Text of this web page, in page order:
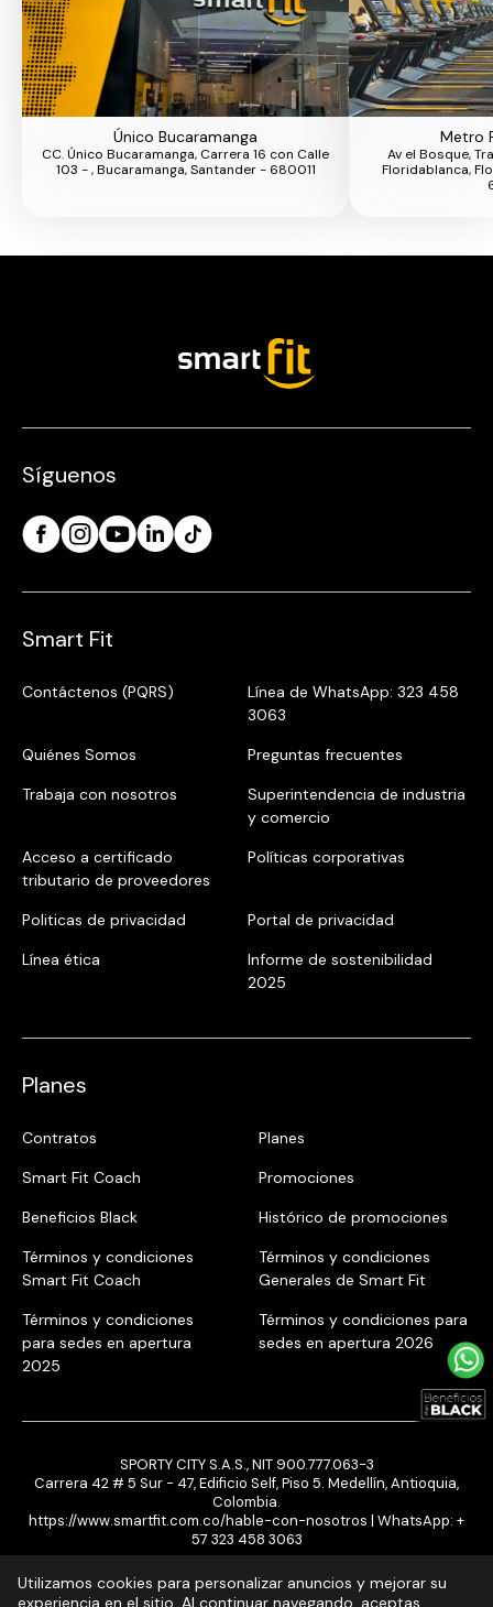
Único Bucaramanga
CC. Único Bucaramanga, Carrera 16 con Calle
103 - , Bucaramanga, Santander - 680011
Metro
Av el Bosque,
Floridablanca,
Síguenos
Smart Fit
Contáctenos (PQRS)
Línea de WhatsApp: 323 458
3063
Quiénes Somos
Preguntas frecuentes
Trabaja con nosotros
Superintendencia de industria
y comercio
Acceso a certificado
tributario de proveedores
Políticas corporativas
Politicas de privacidad
Portal de privacidad
Línea ética
Informe de sostenibilidad
2025
Planes
Contratos
Planes
Smart Fit Coach
Promociones
Beneficios Black
Histórico de promociones
Términos y condiciones
Smart Fit Coach
Términos y condiciones
Generales de Smart Fit
Términos y condiciones
para sedes en apertura
2025
Términos y condiciones para
sedes en apertura 2026
SPORTY CITY S.A.S., NIT 900.777.063-3
Carrera 42 # 5 Sur - 47, Edificio Self, Piso 5. Medellín, Antioquia,
Colombia.
https://www.smartfit.com.co/hable-con-nosotros | WhatsApp: +
57 323 458 3063
Utilizamos cookies para personalizar anuncios y mejorar su
experiencia en el sitio. Al continuar navegando, aceptas